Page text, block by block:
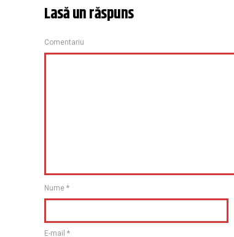
Lasă un răspuns
Comentariu
Nume *
E-mail *